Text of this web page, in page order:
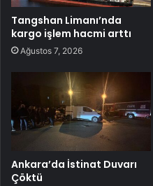
Tangshan Limanı’nda
kargo işlem hacmi arttı
Ağustos 7, 2026
Ankara’da İstinat Duvarı
Çöktü